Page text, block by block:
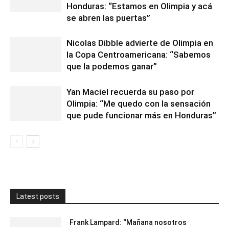
Honduras: “Estamos en Olimpia y acá
se abren las puertas”
Nicolas Dibble advierte de Olimpia en
la Copa Centroamericana: “Sabemos
que la podemos ganar”
Yan Maciel recuerda su paso por
Olimpia: “Me quedo con la sensación
que pude funcionar más en Honduras”
Latest posts
Frank Lampard: “Mañana nosotros